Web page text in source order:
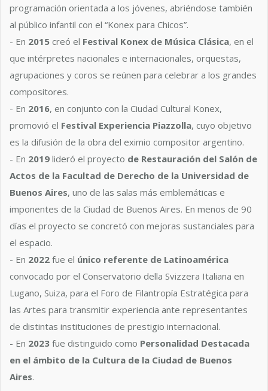
programación orientada a los jóvenes, abriéndose también
al público infantil con el “Konex para Chicos”.
- En 2015 creó el Festival Konex de Música Clásica, en el
que intérpretes nacionales e internacionales, orquestas,
agrupaciones y coros se reúnen para celebrar a los grandes
compositores.
- En 2016, en conjunto con la Ciudad Cultural Konex,
promovió el Festival Experiencia Piazzolla, cuyo objetivo
es la difusión de la obra del eximio compositor argentino.
- En 2019 lideró el proyecto de Restauración del Salón de
Actos de la Facultad de Derecho de la Universidad de
Buenos Aires, uno de las salas más emblemáticas e
imponentes de la Ciudad de Buenos Aires. En menos de 90
días el proyecto se concretó con mejoras sustanciales para
el espacio.
- En 2022 fue el único referente de Latinoamérica
convocado por el Conservatorio della Svizzera Italiana en
Lugano, Suiza, para el Foro de Filantropía Estratégica para
las Artes para transmitir experiencia ante representantes
de distintas instituciones de prestigio internacional.
- En 2023 fue distinguido como Personalidad Destacada
en el ámbito de la Cultura de la Ciudad de Buenos
Aires.